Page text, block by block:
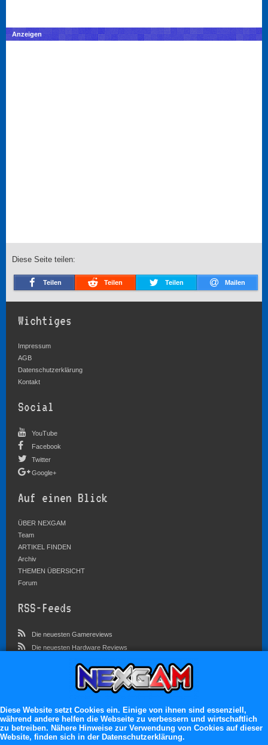
Anzeigen
Diese Seite teilen:
Teilen Teilen Teilen Mailen
Wichtiges
Impressum
AGB
Datenschutzerklärung
Kontakt
Social
YouTube
Facebook
Twitter
Google+
Auf einen Blick
ÜBER NEXGAM
Team
ARTIKEL FINDEN
Archiv
THEMEN ÜBERSICHT
Forum
RSS-Feeds
Die neuesten Gamereviews
Die neuesten Hardware Reviews
Im Forum sind zur Zeit 4546 Benutzer online
Es erwarten dich:
13.119 registrierte Mitglieder
Diese Website setzt Cookies ein. Einige von ihnen sind essenziell,
während andere helfen die Webseite zu verbessern und wirtschaftlich
zu betreiben. Nähere Hinweise zur Verwendung von Cookies auf dieser
Website, finden sich in der Datenschutzerklärung.